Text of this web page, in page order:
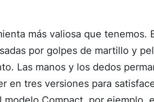
más valiosa que tenemos.
por golpes de martillo y
Las manos y los dedos
en tres versiones para